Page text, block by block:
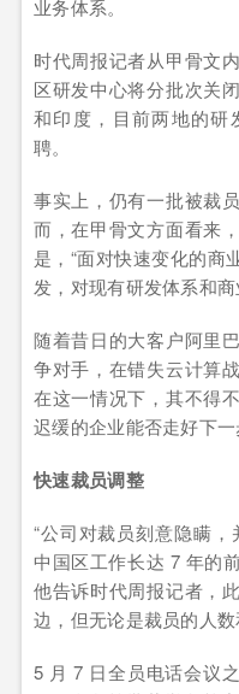
业务体系。
时代周报记者从甲骨文
区研发中心将分批次关
和印度，目前两地的研
聘。
事实上，仍有一批被裁
而，在甲骨文方面看来
是，“面对快速变化的商
发，对现有研发体系和
随着昔日的大客户阿里
争对手，在错失云计算
在这一情况下，其不得
迟缓的企业能否走好下一
快速裁员调整
“公司对裁员刻意隐瞒
中国区工作长达 7 年的
他告诉时代周报记者，
边，但无论是裁员的人数
5 月 7 日全员电话会议